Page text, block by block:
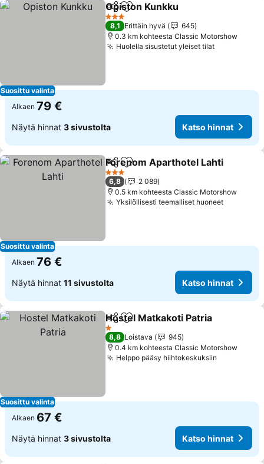
Suosittu valinta
Jaa Lisää suosikkeihin
Opiston Kunkku
3 Tähtiluokitus
8,1 Erittäin hyvä
645
0.3 km kohteesta Classic Motorshow
Huolella sisustetut yleiset tilatKatso
Alkaen 79 €
Näytä hinnat 3 sivustolta Katso hinnat
Suosittu valinta
Jaa Lisää suosikkeihin
Forenom Aparthotel Lahti
3 Tähtiluokitus
6,8
2 089
0.5 km kohteesta Classic Motorshow
Yksilöllisesti teemalliset huoneetKatso
Alkaen 76 €
Näytä hinnat 11 sivustolta Katso hinnat
Suosittu valinta
Jaa Lisää suosikkeihin
Hostel Matkakoti Patria
1 Tähtiluokitus
8,8 Loistava
945
0.4 km kohteesta Classic Motorshow
Helppo pääsy hiihtokeskuksiin
Alkaen 67 €
Näytä hinnat 3 sivustolta Katso hinnat